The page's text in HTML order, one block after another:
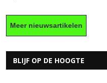
Meer nieuwsartikelen
BLIJF OP DE HOOGTE